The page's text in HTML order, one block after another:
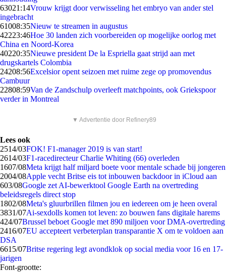
63021:14Vrouw krijgt door verwisseling het embryo van ander stel
ingebracht
61008:35Nieuw te streamen in augustus
42223:46Hoe 30 landen zich voorbereiden op mogelijke oorlog met
China en Noord-Korea
40220:35Nieuwe president De la Espriella gaat strijd aan met
drugskartels Colombia
24208:56Excelsior opent seizoen met ruime zege op promovendus
Cambuur
22808:59Van de Zandschulp overleeft matchpoints, ook Griekspoor
verder in Montreal
▼ Advertentie door Refinery89
Lees ook
2514/03FOK! F1-manager 2019 is van start!
2614/03F1-racedirecteur Charlie Whiting (66) overleden
1607/08Meta krijgt half miljard boete voor mentale schade bij jongeren
2004/08Apple vecht Britse eis tot inbouwen backdoor in iCloud aan
603/08Google zet AI-bewerktool Google Earth na overtreding
beleidsregels direct stop
1802/08Meta's gluurbrillen filmen jou en iedereen om je heen overal
3831/07Ai-sexdolls komen tot leven: zo bouwen fans digitale harems
424/07Brussel beboet Google met 890 miljoen voor DMA-overtreding
2416/07EU accepteert verbeterplan transparantie X om te voldoen aan
DSA
6615/07Britse regering legt avondklok op social media voor 16 en 17-
jarigen
Font-grootte: